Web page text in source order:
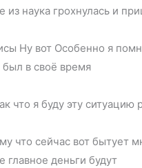
из наука грохнулась и
Ну вот Особенно я
в своё время
что я буду эту
что сейчас вот бытует
главное деньги будут